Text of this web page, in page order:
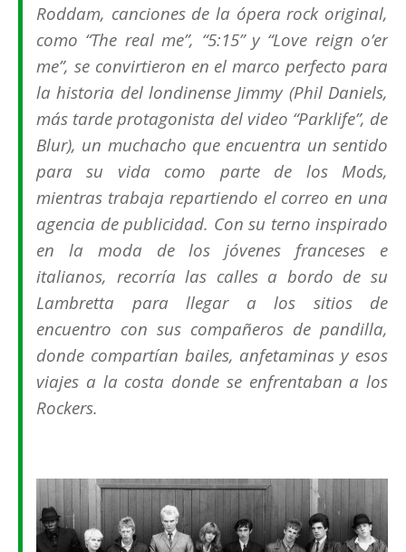
Roddam, canciones de la ópera rock original,
como “The real me”, “5:15” y “Love reign o’er
me”, se convirtieron en el marco perfecto para
la historia del londinense Jimmy (Phil Daniels,
más tarde protagonista del video “Parklife”, de
Blur), un muchacho que encuentra un sentido
para su vida como parte de los Mods,
mientras trabaja repartiendo el correo en una
agencia de publicidad. Con su terno inspirado
en la moda de los jóvenes franceses e
italianos, recorría las calles a bordo de su
Lambretta para llegar a los sitios de
encuentro con sus compañeros de pandilla,
donde compartían bailes, anfetaminas y esos
viajes a la costa donde se enfrentaban a los
Rockers.